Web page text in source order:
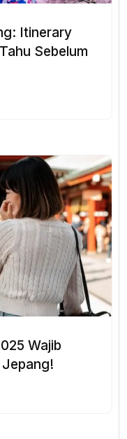
Itinerary
Sebelum
Wajib
Jepang!